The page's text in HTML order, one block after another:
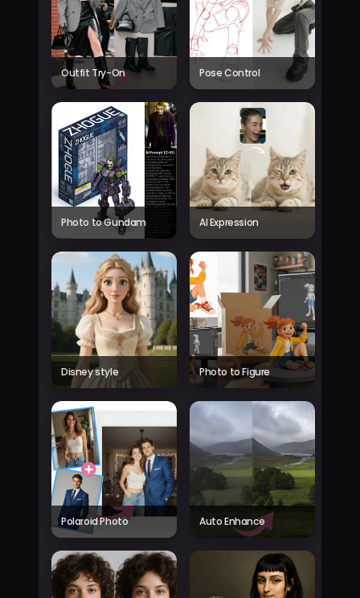
Outfit Try-On Pose Control
Photo to Gundam AI Expression
Disney style Photo to Figure
Polaroid Photo Auto Enhance